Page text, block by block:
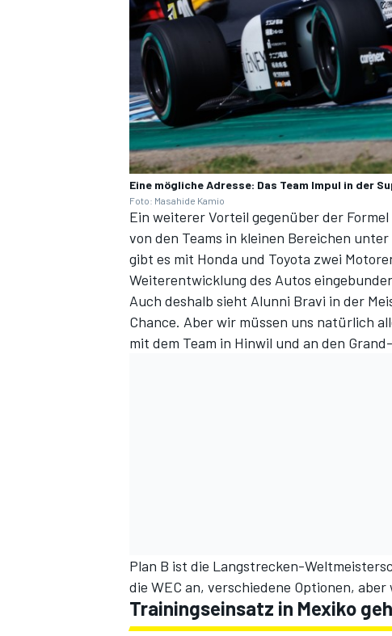
Eine mögliche Adresse: Das Team Impul in der
Foto: Masahide Kamio
Ein weiterer Vorteil gegenüber der
von den Teams in kleinen Bereichen
gibt es mit Honda und Toyota zwei
Weiterentwicklung des Autos
Auch deshalb sieht Alunni Bravi in der
Chance. Aber wir müssen uns natürlich
mit dem Team in Hinwil und an den
Plan B ist die Langstrecken-
die WEC an, verschiedene Optionen,
Trainingseinsatz in Mexiko